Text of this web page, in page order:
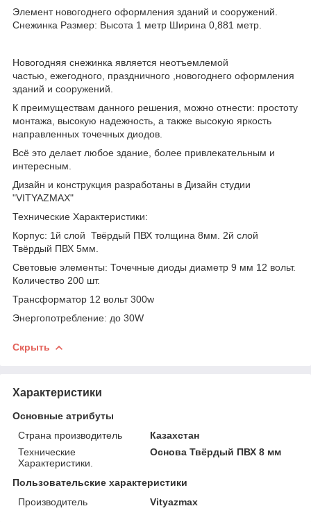
Элемент новогоднего оформления зданий и сооружений.
Снежинка Размер: Высота 1 метр Ширина 0,881 метр.
Новогодняя снежинка является неотъемлемой
частью, ежегодного, праздничного ,новогоднего оформления
зданий и сооружений.
К преимуществам данного решения, можно отнести: простоту
монтажа, высокую надежность, а также высокую яркость
направленных точечных диодов.
Всё это делает любое здание, более привлекательным и
интересным.
Дизайн и конструкция разработаны в Дизайн студии
"VITYAZMAX"
Технические Характеристики:
Корпус: 1й слой Твёрдый ПВХ толщина 8мм. 2й слой
Твёрдый ПВХ 5мм.
Световые элементы: Точечные диоды диаметр 9 мм 12 вольт.
Количество 200 шт.
Трансформатор 12 вольт 300w
Энергопотребление: до 30W
Скрыть
Характеристики
Основные атрибуты
Страна производитель
Казахстан
Технические
Характеристики.
Основа Твёрдый ПВХ 8 мм
Пользовательские характеристики
Производитель
Vityazmax